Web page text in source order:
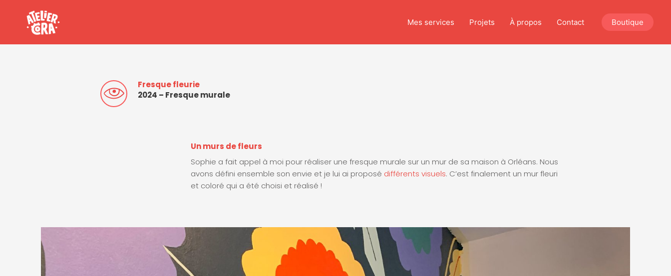
contenu
Mes services Projets À propos Contact Boutique
Fresque fleurie
2024 – Fresque murale
Un murs de fleurs
Sophie a fait appel à moi pour réaliser une fresque murale sur un mur de sa maison à Orléans. Nous
avons défini ensemble son envie et je lui ai proposé différents visuels. C’est finalement un mur fleuri
et coloré qui a été choisi et réalisé !